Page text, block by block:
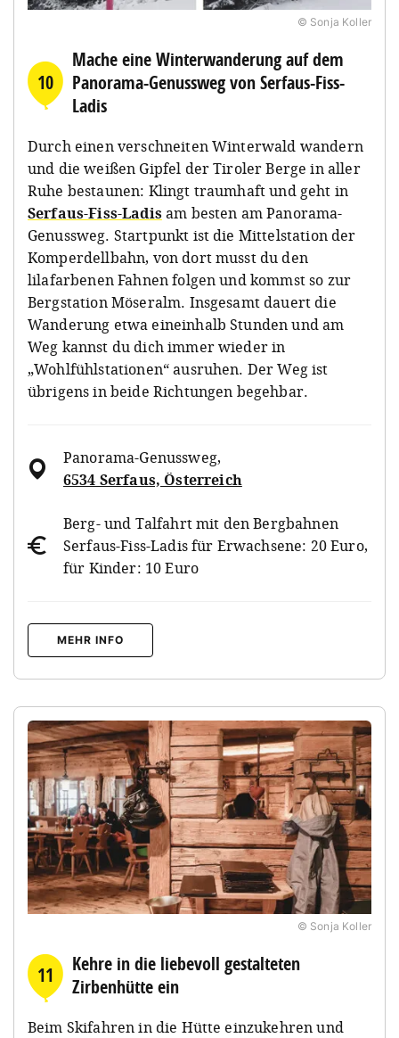
© Sonja Koller
10
Mache eine Winterwanderung auf dem
Panorama-Genussweg von Serfaus-Fiss-
Ladis
Durch einen verschneiten Winterwald wandern
und die weißen Gipfel der Tiroler Berge in aller
Ruhe bestaunen: Klingt traumhaft und geht in
Serfaus-Fiss-Ladis am besten am Panorama-
Genussweg. Startpunkt ist die Mittelstation der
Komperdellbahn, von dort musst du den
lilafarbenen Fahnen folgen und kommst so zur
Bergstation Möseralm. Insgesamt dauert die
Wanderung etwa eineinhalb Stunden und am
Weg kannst du dich immer wieder in
„Wohlfühlstationen“ ausruhen. Der Weg ist
übrigens in beide Richtungen begehbar.
Panorama-Genussweg,
6534 Serfaus, Österreich
Berg- und Talfahrt mit den Bergbahnen
Serfaus-Fiss-Ladis für Erwachsene: 20 Euro,
für Kinder: 10 Euro
MEHR INFO
© Sonja Koller
11
Kehre in die liebevoll gestalteten
Zirbenhütte ein
Beim Skifahren in die Hütte einzukehren und